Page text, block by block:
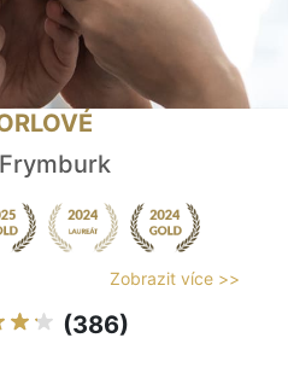
Zobrazit více >>
(386)